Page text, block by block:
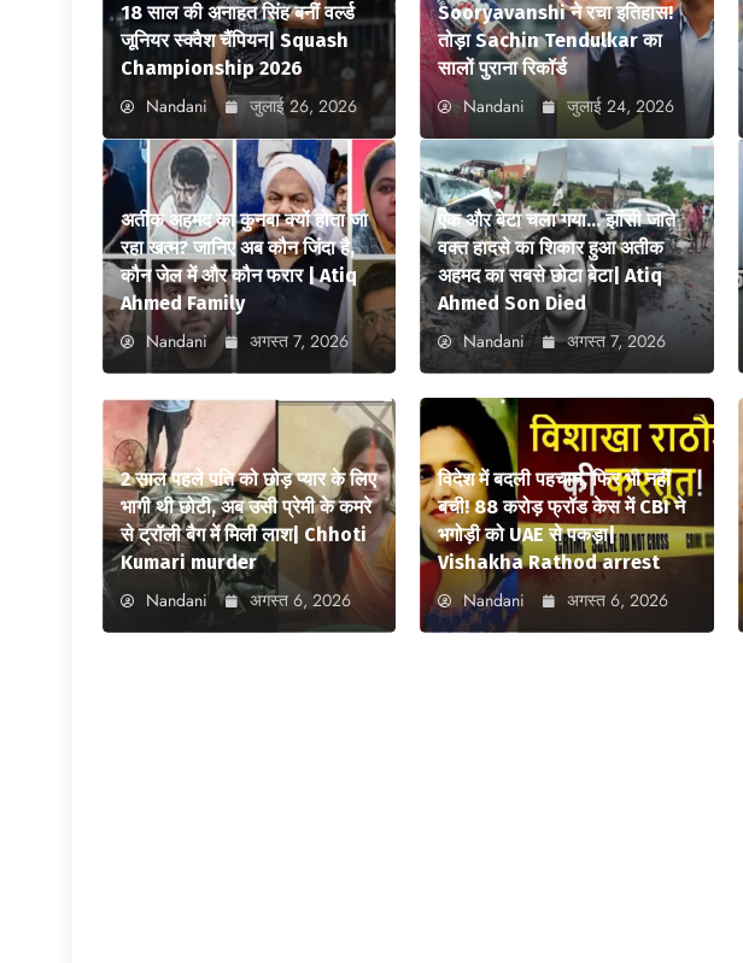
18 साल की अनाहत सिंह बनीं वर्ल्ड
जूनियर स्क्वैश चैंपियन| Squash
Championship 2026
Nandani जुलाई 26, 2026
Sooryavanshi ने रचा इतिहास!
तोड़ा Sachin Tendulkar का
सालों पुराना रिकॉर्ड
Nandani जुलाई 24, 2026
अतीक अहमद का कुनबा क्यों होता जा
रहा खत्म? जानिए अब कौन जिंदा है,
कौन जेल में और कौन फरार | Atiq
Ahmed Family
Nandani अगस्त 7, 2026
एक और बेटा चला गया… झांसी जाते
वक्त हादसे का शिकार हुआ अतीक
अहमद का सबसे छोटा बेटा| Atiq
Ahmed Son Died
Nandani अगस्त 7, 2026
2 साल पहले पति को छोड़ प्यार के लिए
भागी थी छोटी, अब उसी प्रेमी के कमरे
से ट्रॉली बैग में मिली लाश| Chhoti
Kumari murder
Nandani अगस्त 6, 2026
विदेश में बदली पहचान, फिर भी नहीं
बची! 88 करोड़ फ्रॉड केस में CBI ने
भगोड़ी को UAE से पकड़ा|
Vishakha Rathod arrest
Nandani अगस्त 6, 2026